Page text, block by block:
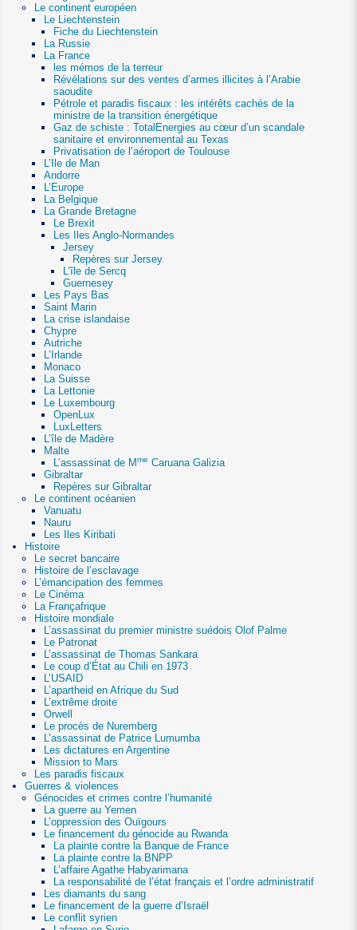
Le continent européen
Le Liechtenstein
Fiche du Liechtenstein
La Russie
La France
les mémos de la terreur
Révélations sur des ventes d’armes illicites à l’Arabie
saoudite
Pétrole et paradis fiscaux : les intérêts cachés de la
ministre de la transition énergétique
Gaz de schiste : TotalEnergies au cœur d’un scandale
sanitaire et environnemental au Texas
Privatisation de l’aéroport de Toulouse
L’Ile de Man
Andorre
L’Europe
La Belgique
La Grande Bretagne
Le Brexit
Les Iles Anglo-Normandes
Jersey
Repères sur Jersey
L’île de Sercq
Guernesey
Les Pays Bas
Saint Marin
La crise islandaise
Chypre
Autriche
L’Irlande
Monaco
La Suisse
La Lettonie
Le Luxembourg
OpenLux
LuxLetters
L’île de Madère
Malte
L’assassinat de Mme Caruana Galizia
Gibraltar
Repères sur Gibraltar
Le continent océanien
Vanuatu
Nauru
Les Iles Kiribati
Histoire
Le secret bancaire
Histoire de l’esclavage
L’émancipation des femmes
Le Cinéma
La Françafrique
Histoire mondiale
L’assassinat du premier ministre suédois Olof Palme
Le Patronat
L’assassinat de Thomas Sankara
Le coup d’État au Chili en 1973
L’USAID
L’apartheid en Afrique du Sud
L’extrême droite
Orwell
Le procès de Nuremberg
L’assassinat de Patrice Lumumba
Les dictatures en Argentine
Mission to Mars
Les paradis fiscaux
Guerres & violences
Génocides et crimes contre l’humanité
La guerre au Yemen
L’oppression des Ouïgours
Le financement du génocide au Rwanda
La plainte contre la Banque de France
La plainte contre la BNPP
L’affaire Agathe Habyarimana
La responsabilité de l’état français et l’ordre administratif
Les diamants du sang
Le financement de la guerre d’Israël
Le conflit syrien